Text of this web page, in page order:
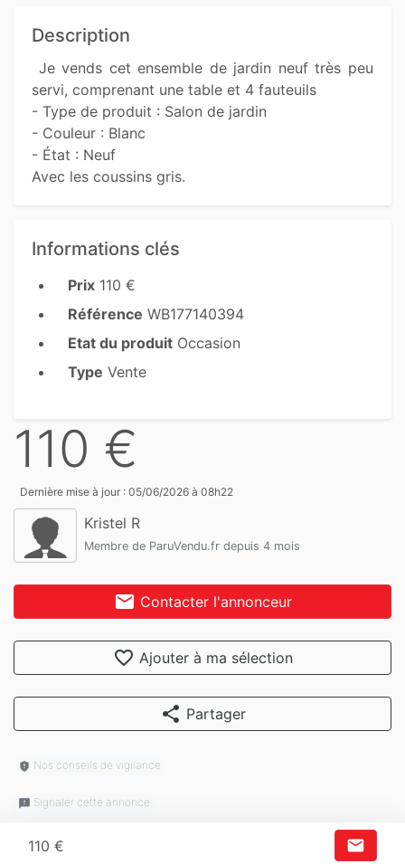
Description
servi, comprenant une table et 4 fauteuils
- Type de produit : Salon de jardin
- Couleur : Blanc
- État : Neuf
Avec les coussins gris.
Informations clés
Prix 110 €
Référence WB177140394
Etat du produit Occasion
Type Vente
110 €
Dernière mise à jour : 05/06/2026 à 08h22
Kristel R
Membre de ParuVendu.fr depuis 4 mois
mail Contacter l'annonceur
favorite_border Ajouter à ma sélection
share Partager
gpp_maybe Nos conseils de vigilance
feedback Signaler cette annonce
110 € mail